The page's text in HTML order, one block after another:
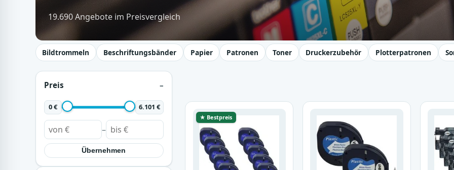
19.690 Angebote im Preisvergleich
Bildtrommeln Beschriftungsbänder Papier Patronen Toner Druckerzubehör Plotterpatronen
Preis
0 € 6.101 €
–
Übernehmen
★ Bestpreis